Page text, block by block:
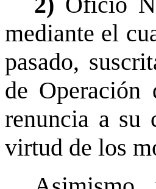
mediante el
pasado,
de
renuncia a su
virtud de los